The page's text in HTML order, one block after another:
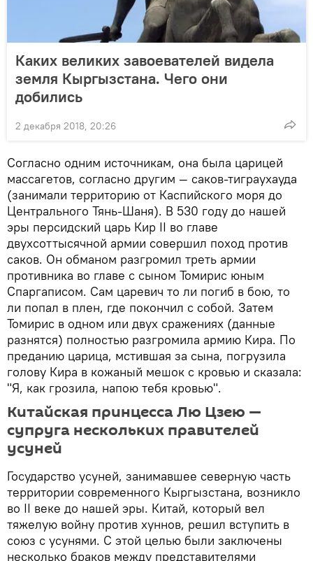
Каких великих завоевателей видела
земля Кыргызстана. Чего они
добились
2 декабря 2018, 20:26
Согласно одним источникам, она была царицей
массагетов, согласно другим — саков-тиграухауда
(занимали территорию от Каспийского моря до
Центрального Тянь-Шаня). В 530 году до нашей
эры персидский царь Кир II во главе
двухсоттысячной армии совершил поход против
саков. Он обманом разгромил треть армии
противника во главе с сыном Томирис юным
Спаргаписом. Сам царевич то ли погиб в бою, то
ли попал в плен, где покончил с собой. Затем
Томирис в одном или двух сражениях (данные
разнятся) полностью разгромила армию Кира. По
преданию царица, мстившая за сына, погрузила
голову Кира в кожаный мешок с кровью и сказала:
"Я, как грозила, напою тебя кровью".
Китайская принцесса Лю Цзею —
супруга нескольких правителей
усуней
Государство усуней, занимавшее северную часть
территории современного Кыргызстана, возникло
во II веке до нашей эры. Китай, который вел
тяжелую войну против хуннов, решил вступить в
союз с усунями. С этой целью были заключены
несколько браков между представителями